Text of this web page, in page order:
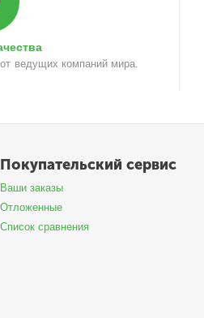
ведущих компаний мира.
Покупательский сервис
Ваши заказы
Отложенные
Список сравнения